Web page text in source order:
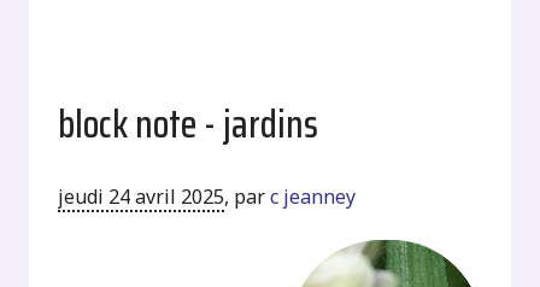
block note - jardins
jeudi 24 avril 2025, parc jeanney